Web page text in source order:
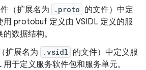
（扩展名为
.proto 的文件）中定
用 protobuf 定义由 VSIDL 定义的服
数据结构。
扩展名为
.vsidl 的文件）中定义服
于定义服务软件包和服务单元。